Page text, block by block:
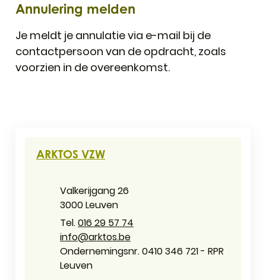
Annulering melden
Je meldt je annulatie via e-mail bij de
contactpersoon van de opdracht, zoals
voorzien in de overeenkomst.
ARKTOS VZW
AdresValkerijgang 26
,3000Leuven
016 29 57 74
E-mailinfo@arktos.be
Ondernemingsnummer
Ondernemingsnr. 0410 346 721 - RPR
Leuven